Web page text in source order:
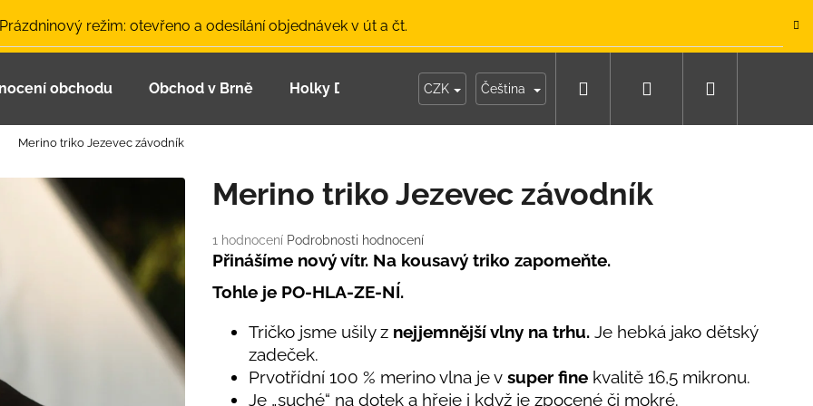
režim: otevřeno a odesílání objednávek v út a čt.
obchodu Obchod v Brně Holky Dupeťačky Moje objednávka
CZK Čeština Hledat Přihlášení
Merino triko Jezevec závodník
Průměrné
hodnocení
je
hvězdiček.
1 hodnocení Podrobnosti hodnocení
Merino triko Jezevec závodník
Přinášíme nový vítr. Na kousavý triko zapomeňte.
Tohle je PO-HLA-ZE-NÍ.
Tričko jsme ušily z nejjemnější vlny na trhu. Je hebká jako dětský
zadeček.
Prvotřídní 100 % merino vlna je v super fine kvalitě 16,5 mikronu.
Je „suché“ na dotek a hřeje i když je zpocené či mokré.
Co potřebujete najít?
Doporučujeme
LETNÍ ČEPICE UV 30 SVĚTLE MODRÁ
BAMBUSOVÉ TRIKO NÁMOŘNICKÉ